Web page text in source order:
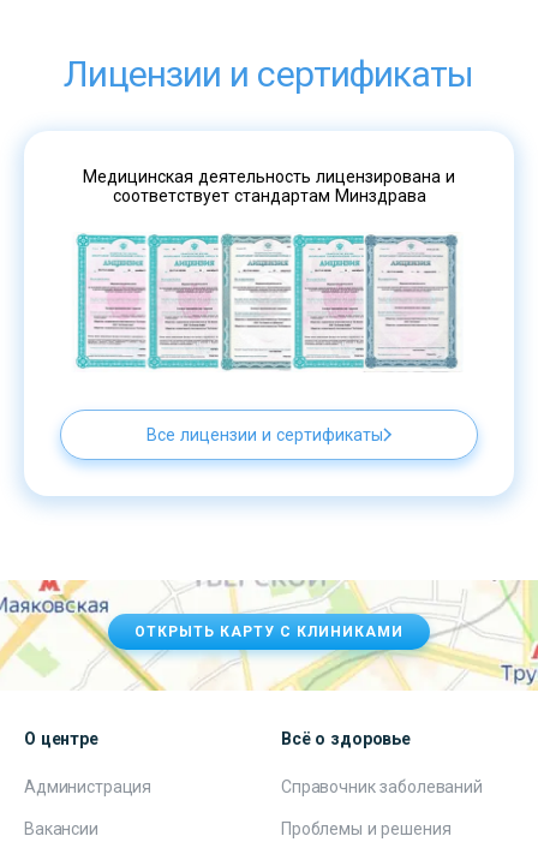
Лицензии и сертификаты
Медицинская деятельность лицензирована и
соответствует стандартам Минздрава
Все лицензии и сертификаты
ОТКРЫТЬ КАРТУ С КЛИНИКАМИ
О центре
Администрация
Вакансии
Всё о здоровье
Справочник заболеваний
Проблемы и решения